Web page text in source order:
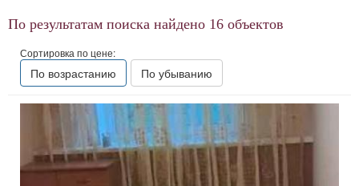
По результатам поиска найдено 16 объектов
Сортировка по цене:
По возрастанию По убыванию